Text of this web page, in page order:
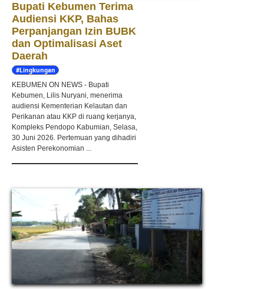
Bupati Kebumen Terima
Audiensi KKP, Bahas
Perpanjangan Izin BUBK
dan Optimalisasi Aset
Daerah
#Lingkungan
KEBUMEN ON NEWS - Bupati
Kebumen, Lilis Nuryani, menerima
audiensi Kementerian Kelautan dan
Perikanan atau KKP di ruang kerjanya,
Kompleks Pendopo Kabumian, Selasa,
30 Juni 2026. Pertemuan yang dihadiri
Asisten Perekonomian ...